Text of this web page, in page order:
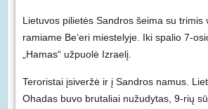
Lietuvos pilietės Sandros šeima su trimis
ramiame Be‘eri miestelyje. Iki spalio 7-
„Hamas“ užpuolė Izraelį.
Teroristai įsiveržė ir į Sandros namus.
Ohadas buvo brutaliai nužudytas, 9-rių